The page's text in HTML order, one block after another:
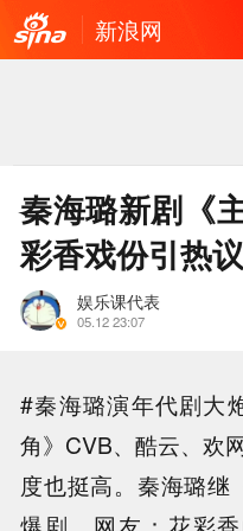
新浪网
秦海璐新剧《
彩香戏份引热议
娱乐课代表
05.12 23:07
#秦海璐演年代剧大
角》CVB、酷云、欢
度也挺高。秦海璐继